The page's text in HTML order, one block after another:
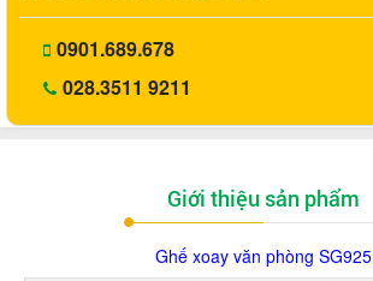
0901.689.678
028.3511 9211
Giới thiệu sản phẩm
Ghế xoay văn phòng SG925